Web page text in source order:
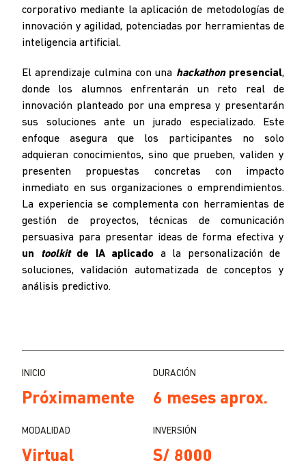
corporativo mediante la aplicación de metodologías de
innovación y agilidad, potenciadas por herramientas de
inteligencia artificial.
El aprendizaje culmina con una hackathonpresencial,
donde los alumnos enfrentarán un reto real de
innovación planteado por una empresa y presentarán
sus soluciones ante un jurado especializado. Este
enfoque asegura que los participantes no solo
adquieran conocimientos, sino que prueben, validen y
presenten propuestas concretas con impacto
inmediato en sus organizaciones o emprendimientos.
La experiencia se complementa con herramientas de
gestión de proyectos, técnicas de comunicación
persuasiva para presentar ideas de forma efectiva y
un toolkit de IA aplicado a la personalización de
soluciones, validación automatizada de conceptos y
análisis predictivo.
INICIO
Próximamente
DURACIÓN
6 meses aprox.
MODALIDAD
Virtual
INVERSIÓN
S/ 8000